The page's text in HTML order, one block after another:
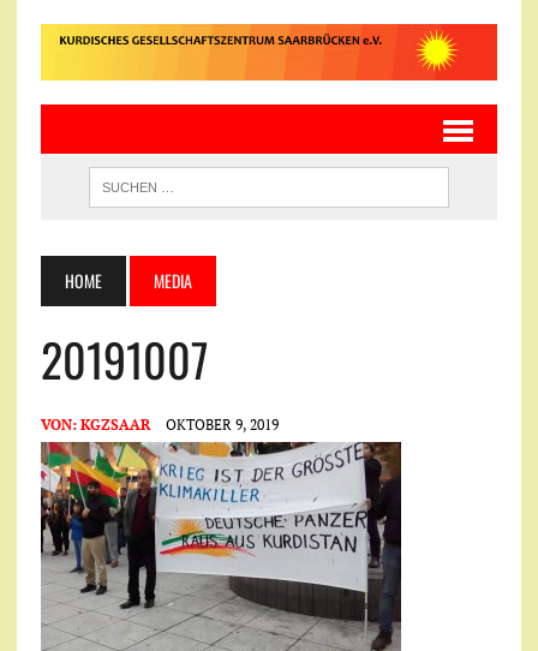
HOME MEDIA
20191007
VON: KGZSAAR OKTOBER 9, 2019